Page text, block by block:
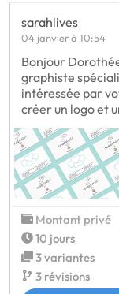
sarahlives
04 janvier à 10:54
Bonjour
graphiste
intéressée par
créer un logo et
Montant privé
10 jours
3 variantes
3 révisions